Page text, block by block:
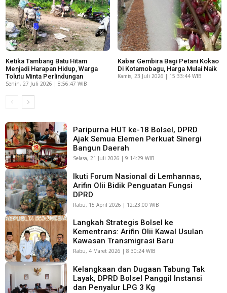
Ketika Tambang Batu Hitam
Menjadi Harapan Hidup, Warga
Tolutu Minta Perlindungan
Senin, 27 Juli 2026 | 8:56:47 WIB
Kabar Gembira Bagi Petani Kokao
Di Kotamobagu, Harga Mulai Naik
Kamis, 23 Juli 2026 | 15:33:44 WIB
Paripurna HUT ke-18 Bolsel, DPRD
Ajak Semua Elemen Perkuat Sinergi
Bangun Daerah
Selasa, 21 Juli 2026 | 9:14:29 WIB
Ikuti Forum Nasional di Lemhannas,
Arifin Olii Bidik Penguatan Fungsi
DPRD
Rabu, 15 April 2026 | 12:23:00 WIB
Langkah Strategis Bolsel ke
Kementrans: Arifin Olii Kawal Usulan
Kawasan Transmigrasi Baru
Rabu, 4 Maret 2026 | 8:30:24 WIB
Kelangkaan dan Dugaan Tabung Tak
Layak, DPRD Bolsel Panggil Instansi
dan Penyalur LPG 3 Kg